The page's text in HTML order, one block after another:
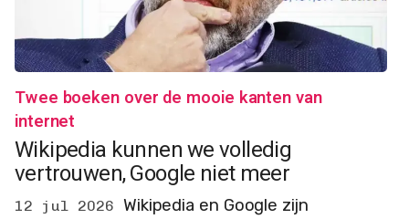
Twee boeken over de mooie kanten van
internet
Wikipedia kunnen we volledig
vertrouwen, Google niet meer
12 jul 2026 Wikipedia en Google zijn